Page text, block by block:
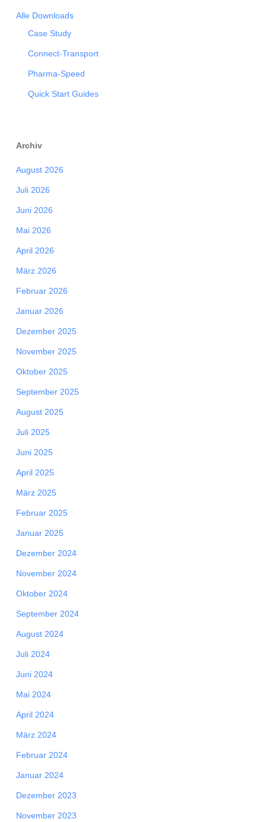
Alle Downloads
Case Study
Connect-Transport
Pharma-Speed
Quick Start Guides
Archiv
August 2026
Juli 2026
Juni 2026
Mai 2026
April 2026
März 2026
Februar 2026
Januar 2026
Dezember 2025
November 2025
Oktober 2025
September 2025
August 2025
Juli 2025
Juni 2025
April 2025
März 2025
Februar 2025
Januar 2025
Dezember 2024
November 2024
Oktober 2024
September 2024
August 2024
Juli 2024
Juni 2024
Mai 2024
April 2024
März 2024
Februar 2024
Januar 2024
Dezember 2023
November 2023